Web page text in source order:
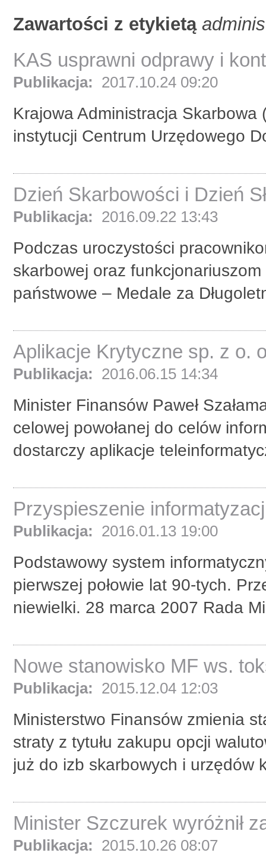
Zawartości z etykietą
KAS usprawni odprawy i
Publikacja: 2017.10.24 09:20
Krajowa Administracja
instytucji Centrum Urzędowego
Dzień Skarbowości i Dzień
Publikacja: 2016.09.22 13:43
Podczas uroczystości
skarbowej oraz
państwowe – Medale za
Aplikacje Krytyczne sp. z o.
Publikacja: 2016.06.15 14:34
Minister Finansów Paweł
celowej powołanej do celów
dostarczy aplikacje
Przyspieszenie
Publikacja: 2016.01.13 19:00
Podstawowy system
pierwszej połowie lat 90-tych.
niewielki. 28 marca 2007 Rada
Nowe stanowisko MF ws.
Publikacja: 2015.12.04 12:03
Ministerstwo Finansów zmienia
straty z tytułu zakupu opcji
już do izb skarbowych i urzędów
Minister Szczurek wyróżnił
Publikacja: 2015.10.26 08:07